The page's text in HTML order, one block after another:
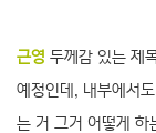
근영 두께감 있는 제
예정인데, 내부에서
는 거 그거 어떻게 하